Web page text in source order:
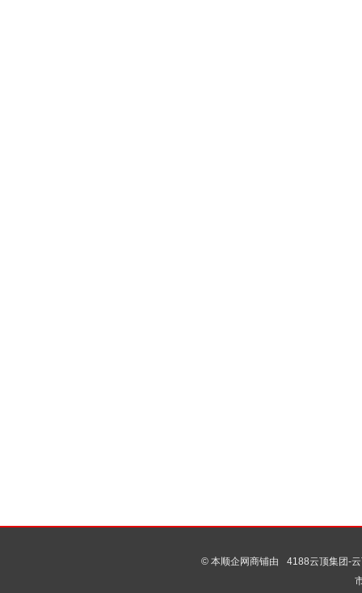
© 本顺企网商铺由
4188云顶集团-